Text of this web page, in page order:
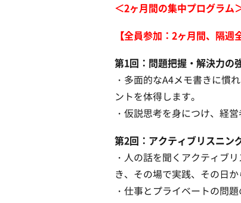
＜2ヶ月間の集中プログラム
【全員参加：2ヶ月間、隔週
第1回：問題把握・解決力の
・多面的なA4メモ書きに慣
ントを体得します。
・仮説思考を身につけ、経
第2回：アクティブリスニン
・人の話を聞くアクティブ
き、その場で実践、その日
・仕事とプライベートの問